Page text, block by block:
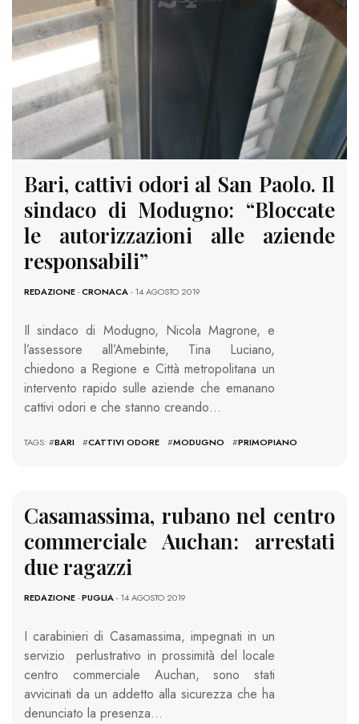
Bari, cattivi odori al San Paolo. Il
sindaco di Modugno: “Bloccate
le autorizzazioni alle aziende
responsabili”
REDAZIONE-CRONACA- 14 AGOSTO 2019
Il sindaco di Modugno, Nicola Magrone, e
l’assessore all’Amebinte, Tina Luciano,
chiedono a Regione e Città metropolitana un
intervento rapido sulle aziende che emanano
cattivi odori e che stanno creando…
TAGS: #BARI #CATTIVI ODORE #MODUGNO #PRIMOPIANO
Casamassima, rubano nel centro
commerciale Auchan: arrestati
due ragazzi
REDAZIONE-PUGLIA- 14 AGOSTO 2019
I carabinieri di Casamassima, impegnati in un
servizio perlustrativo in prossimità del locale
centro commerciale Auchan, sono stati
avvicinati da un addetto alla sicurezza che ha
denunciato la presenza…